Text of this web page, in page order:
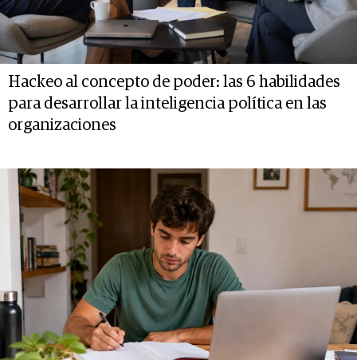
Hackeo al concepto de poder: las 6 habilidades
para desarrollar la inteligencia política en las
organizaciones